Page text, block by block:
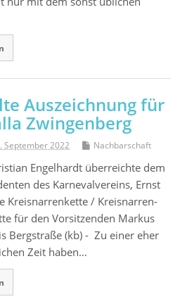
Auszeichnung für
Zwingenberg
September 2022 Nachbarschaft
Engelhardt überreichte dem
des Karnevalvereins, Ernst
Kreisnarrenkette / Kreisnarren-
für den Vorsitzenden Markus
Bergstraße (kb) - Zu einer eher
Zeit haben…